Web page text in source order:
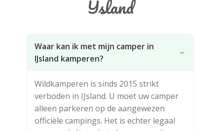
IJsland
Waar kan ik met mijn camper in
IJsland kamperen?
−
Wildkamperen is sinds 2015 strikt
verboden in IJsland. U moet uw camper
alleen parkeren op de aangewezen
officiële campings. Het is echter legaal